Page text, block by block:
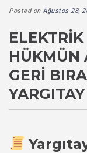
Posted on Ağustos 28,
HÜKMÜN
GERI